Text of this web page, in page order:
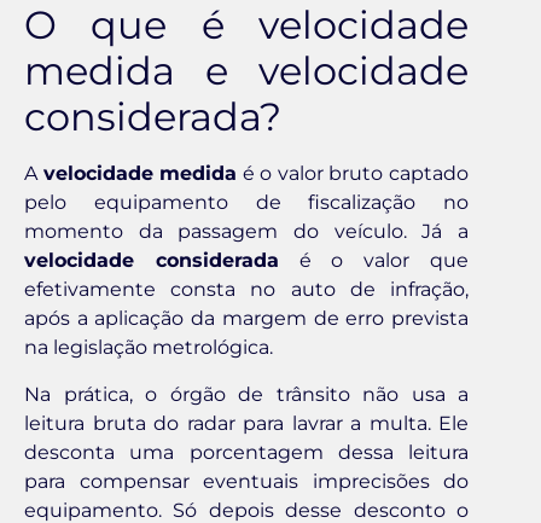
O que é velocidade
medida e velocidade
considerada?
A velocidade medida é o valor bruto captado
pelo equipamento de fiscalização no
momento da passagem do veículo. Já a
velocidade considerada é o valor que
efetivamente consta no auto de infração,
após a aplicação da margem de erro prevista
na legislação metrológica.
Na prática, o órgão de trânsito não usa a
leitura bruta do radar para lavrar a multa. Ele
desconta uma porcentagem dessa leitura
para compensar eventuais imprecisões do
equipamento. Só depois desse desconto o